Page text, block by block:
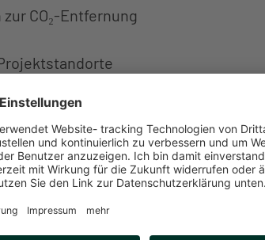
CO₂-Entfernung
Aufforstungsfläche, gepflanzten
(Fotos, Videos) für CSR-, ESG-